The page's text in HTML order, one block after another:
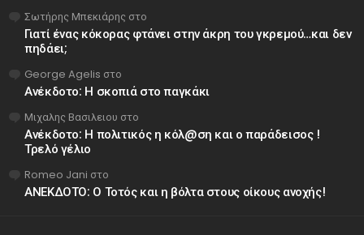
Σωτήρης Μπεκιάρης στο
Γιατί ένας κόκορας φτάνει στην άκρη του γκρεμού…και δεν
πηδάει;
George Agelis στο
Ανέκδοτο: Η σκοπιά στο παγκάκι
Μιχαλης Βασιλειου στο
Ανέκδοτο: Η πολιτικός η κόλ@ση και ο παράδεισος !
Τρελό γέλιο
Romeo Jani στο
ΑΝΕΚΔΟΤΟ: Ο Τοτός και η βόλτα στους οίκους ανοχής!